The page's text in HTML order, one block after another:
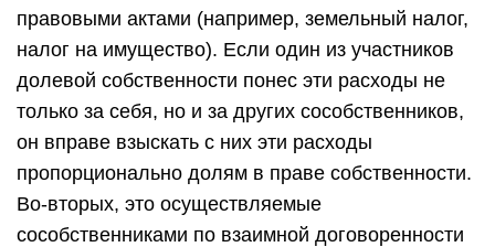
правовыми актами (например, земельный налог,
налог на имущество). Если один из участников
долевой собственности понес эти расходы не
только за себя, но и за других сособственников,
он вправе взыскать с них эти расходы
пропорционально долям в праве собственности.
Во-вторых, это осуществляемые
сособственниками по взаимной договоренности